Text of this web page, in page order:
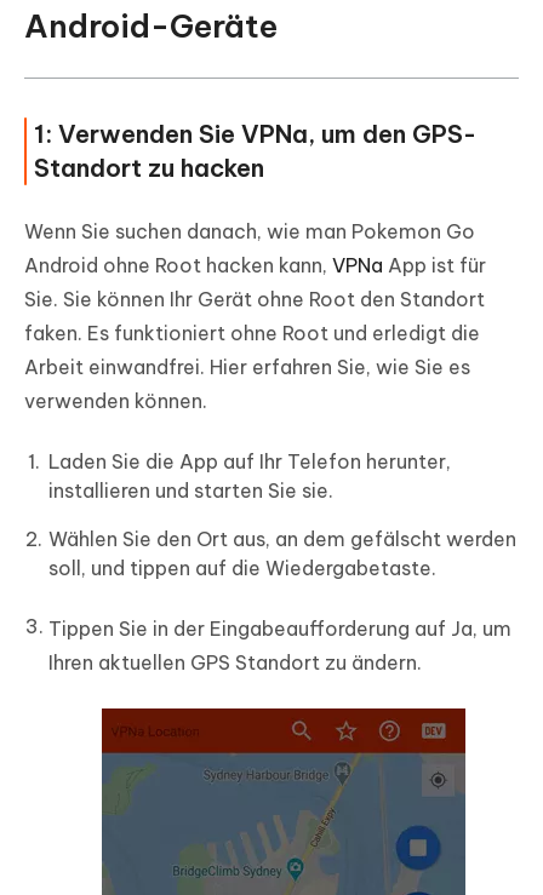
Android-Geräte
1: Verwenden Sie VPNa, um den GPS-
Standort zu hacken
Wenn Sie suchen danach, wie man Pokemon Go
Android ohne Root hacken kann, VPNa App ist für
Sie. Sie können Ihr Gerät ohne Root den Standort
faken. Es funktioniert ohne Root und erledigt die
Arbeit einwandfrei. Hier erfahren Sie, wie Sie es
verwenden können.
Laden Sie die App auf Ihr Telefon herunter,
installieren und starten Sie sie.
Wählen Sie den Ort aus, an dem gefälscht werden
soll, und tippen auf die Wiedergabetaste.
Tippen Sie in der Eingabeaufforderung auf Ja, um
Ihren aktuellen GPS Standort zu ändern.